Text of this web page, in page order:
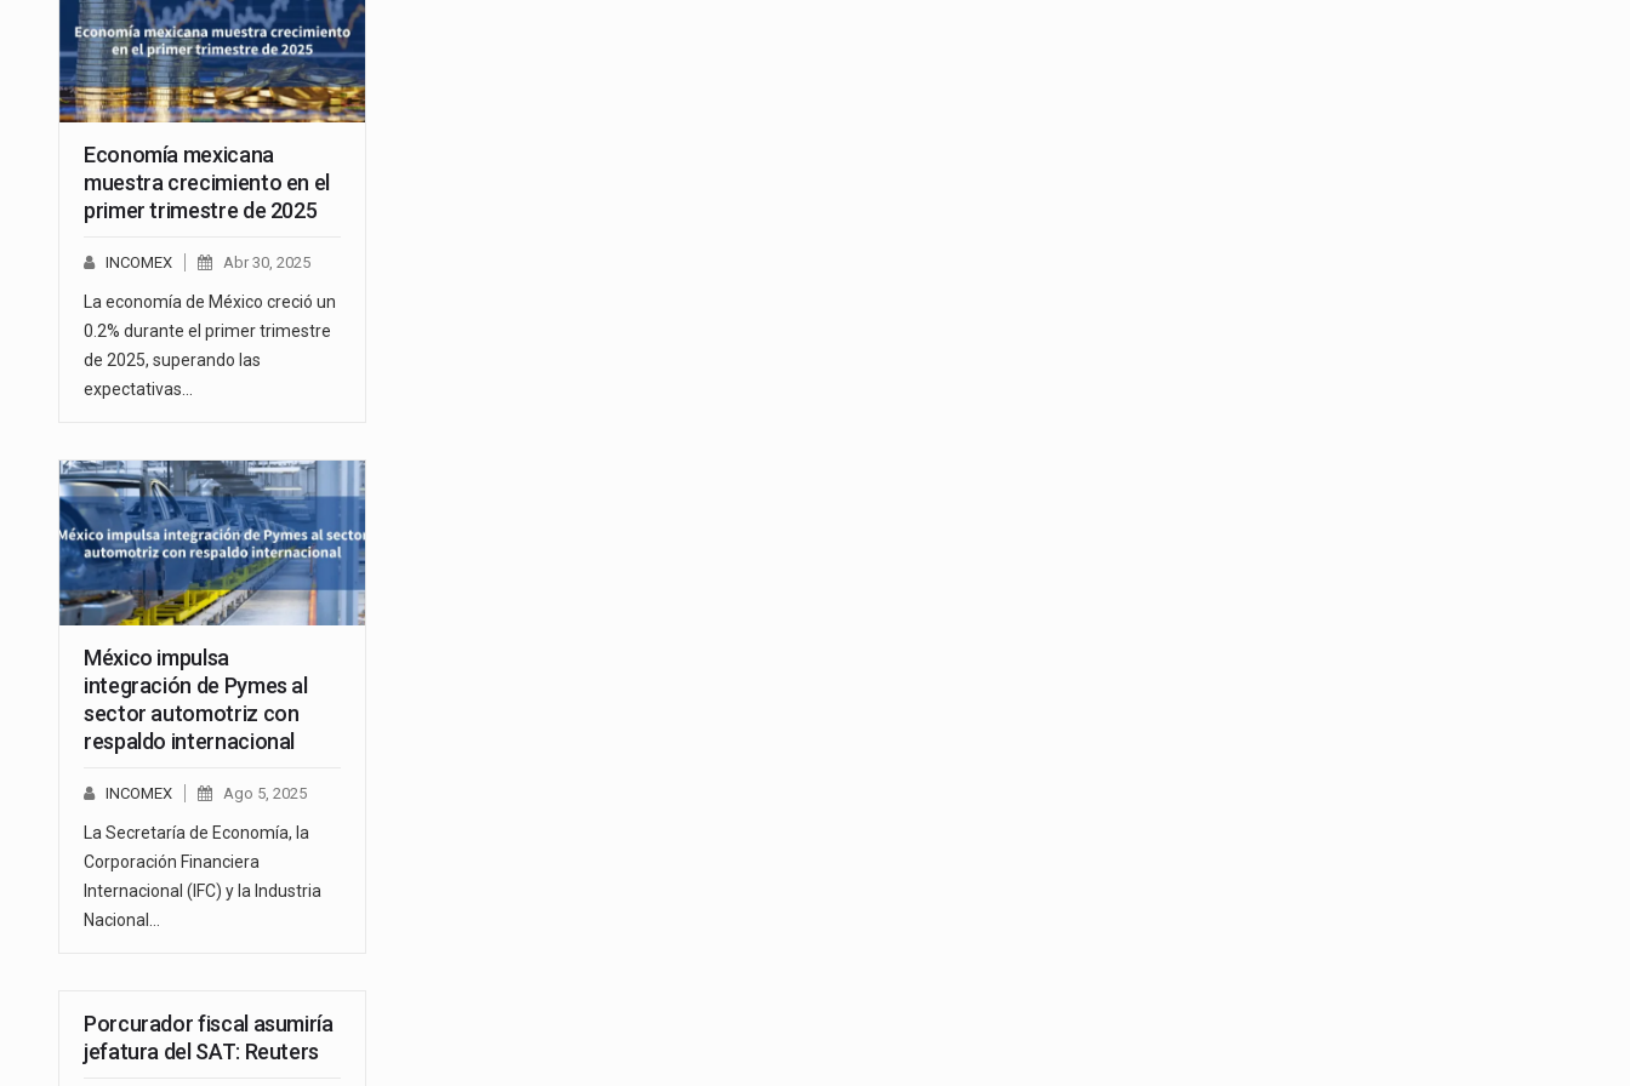
Economía mexicana
muestra crecimiento en el
primer trimestre de 2025
INCOMEX Abr 30, 2025
La economía de México creció un
0.2% durante el primer trimestre
de 2025, superando las
expectativas…
México impulsa
integración de Pymes al
sector automotriz con
respaldo internacional
INCOMEX Ago 5, 2025
La Secretaría de Economía, la
Corporación Financiera
Internacional (IFC) y la Industria
Nacional…
Porcurador fiscal asumiría
jefatura del SAT: Reuters